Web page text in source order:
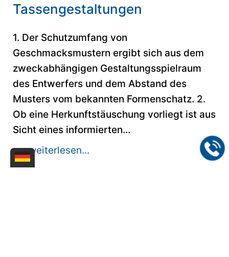
Tassengestaltungen
1. Der Schutzumfang von
Geschmacksmustern ergibt sich aus dem
zweckabhängigen Gestaltungsspielraum
des Entwerfers und dem Abstand des
Musters vom bekannten Formenschatz. 2.
Ob eine Herkunftstäuschung vorliegt ist aus
Sicht eines informierten...
>> weiterlesen...